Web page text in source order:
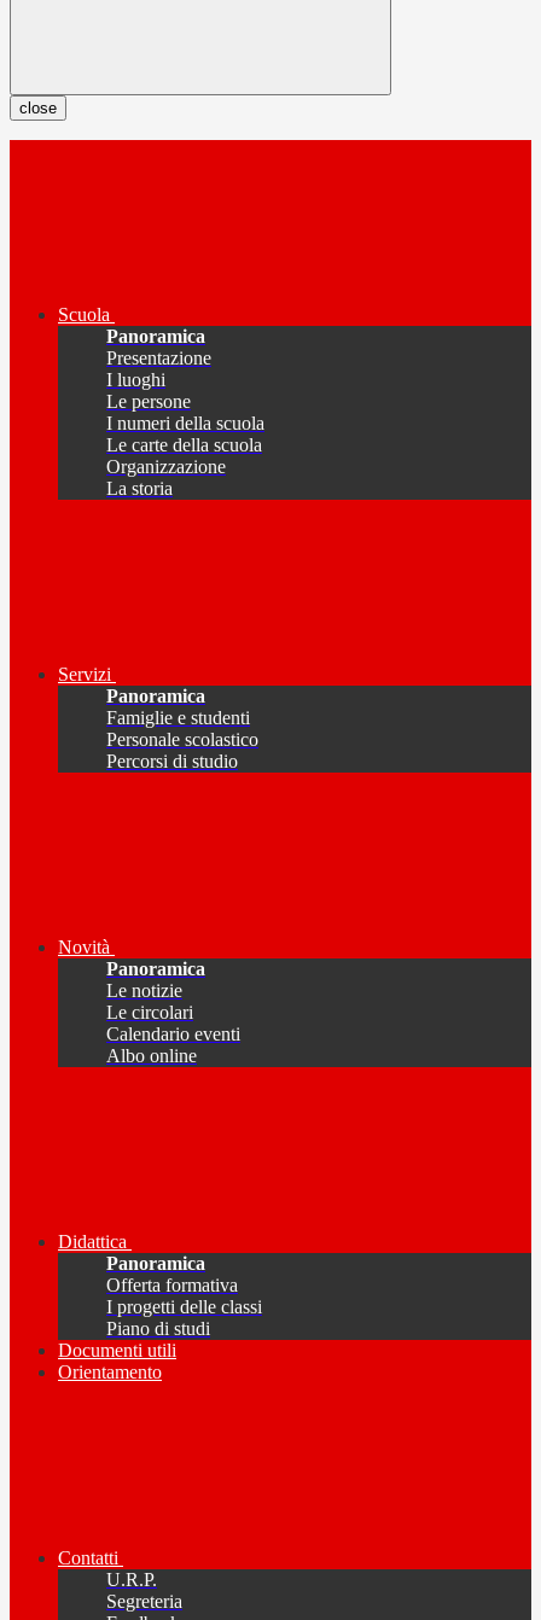
close
Scuola
Panoramica
Presentazione
I luoghi
Le persone
I numeri della scuola
Le carte della scuola
Organizzazione
La storia
Servizi
Panoramica
Famiglie e studenti
Personale scolastico
Percorsi di studio
Novità
Panoramica
Le notizie
Le circolari
Calendario eventi
Albo online
Didattica
Panoramica
Offerta formativa
I progetti delle classi
Piano di studi
Documenti utili
Orientamento
Contatti
U.R.P.
Segreteria